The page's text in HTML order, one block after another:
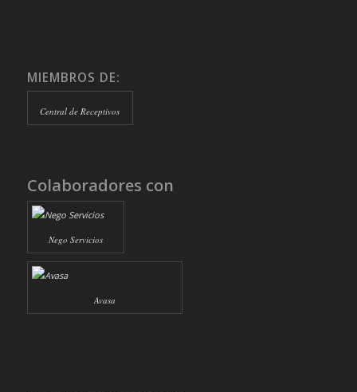
MIEMBROS DE:
Central de Receptivos
Colaboradores con
Nego Servicios
Avasa